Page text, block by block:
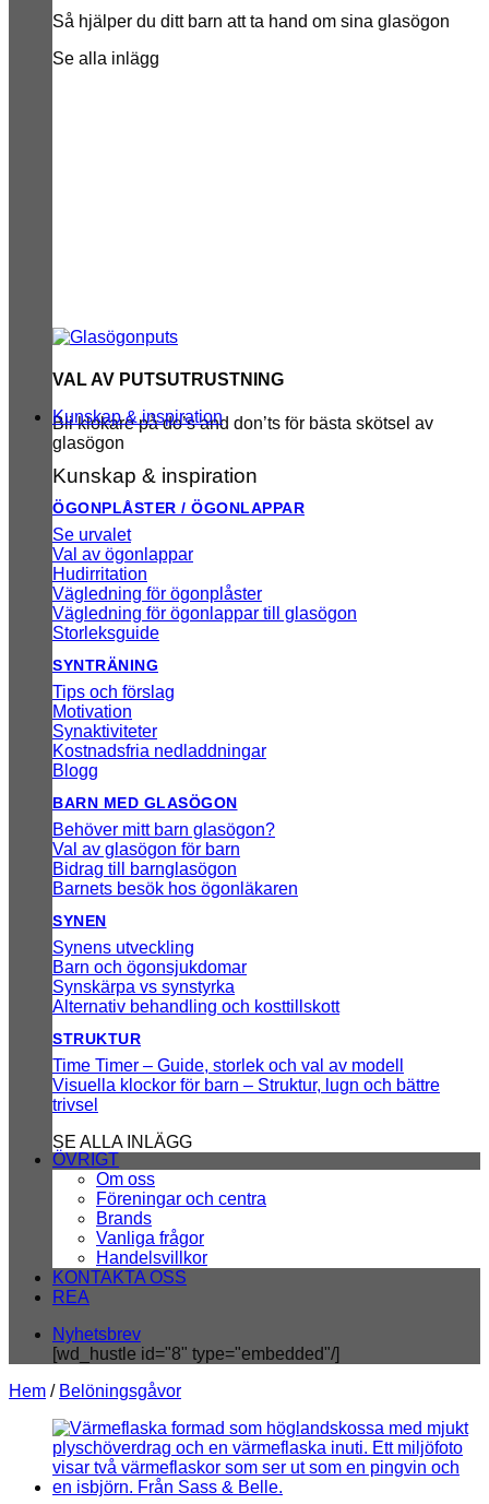
Så hjälper du ditt barn att ta hand om sina glasögon
Se alla inlägg
VAL AV PUTSUTRUSTNING
Bli klokare på do’s and don’ts för bästa skötsel av
glasögon
Kunskap & inspiration
Kunskap & inspiration
ÖGONPLÅSTER / ÖGONLAPPAR
Se urvalet
Val av ögonlappar
Hudirritation
Vägledning för ögonplåster
Vägledning för ögonlappar till glasögon
Storleksguide
SYNTRÄNING
Tips och förslag
Motivation
Synaktiviteter
Kostnadsfria nedladdningar
Blogg
BARN MED GLASÖGON
Behöver mitt barn glasögon?
Val av glasögon för barn
Bidrag till barnglasögon
Barnets besök hos ögonläkaren
SYNEN
Synens utveckling
Barn och ögonsjukdomar
Synskärpa vs synstyrka
Alternativ behandling och kosttillskott
STRUKTUR
Time Timer – Guide, storlek och val av modell
Visuella klockor för barn – Struktur, lugn och bättre
trivsel
SE ALLA INLÄGG
ÖVRIGT
Om oss
Föreningar och centra
Brands
Vanliga frågor
Handelsvillkor
KONTAKTA OSS
REA
Nyhetsbrev
[wd_hustle id="8" type="embedded"/]
Hem / Belöningsgåvor